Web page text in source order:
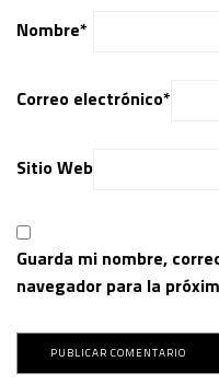
Nombre*
Correo electrónico*
Sitio Web
Guarda mi nombre,
navegador para la